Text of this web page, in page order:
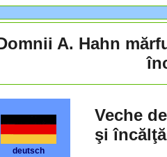
A. Hahn
deutsch
Veche
şi